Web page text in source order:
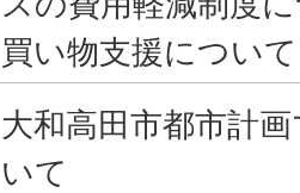
買い物支援について
大和高田市都市計
いて